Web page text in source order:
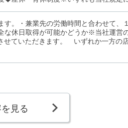
。・兼業先の労働時間と合わせて、
な休日取得が可能かどうか※当社運営
せていただきます。 いずれか一方の
見る